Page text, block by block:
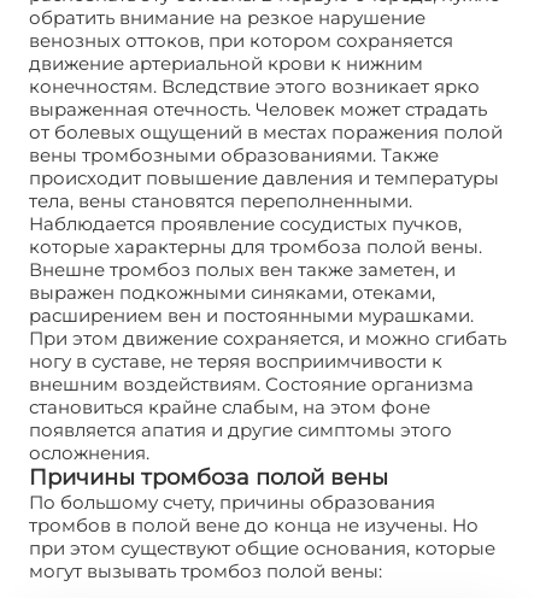
обратить внимание на резкое нарушение
венозных оттоков, при котором сохраняется
движение артериальной крови к нижним
конечностям. Вследствие этого возникает ярко
выраженная отечность. Человек может страдать
от болевых ощущений в местах поражения полой
вены тромбозными образованиями. Также
происходит повышение давления и температуры
тела, вены становятся переполненными.
Наблюдается проявление сосудистых пучков,
которые характерны для тромбоза полой вены.
Внешне тромбоз полых вен также заметен, и
выражен подкожными синяками, отеками,
расширением вен и постоянными мурашками.
При этом движение сохраняется, и можно сгибать
ногу в суставе, не теряя восприимчивости к
внешним воздействиям. Состояние организма
становиться крайне слабым, на этом фоне
появляется апатия и другие симптомы этого
осложнения.
Причины тромбоза полой вены
По большому счету, причины образования
тромбов в полой вене до конца не изучены. Но
при этом существуют общие основания, которые
могут вызывать тромбоз полой вены: